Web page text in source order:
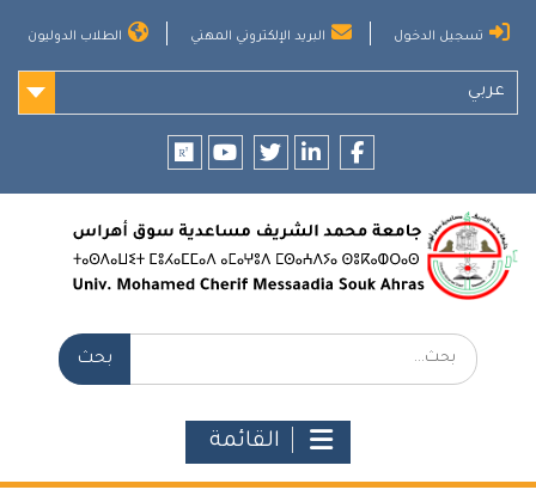
تسجيل الدخول البريد الإلكتروني المهني الطلاب الدوليون
عربي
بحث:
القائمة